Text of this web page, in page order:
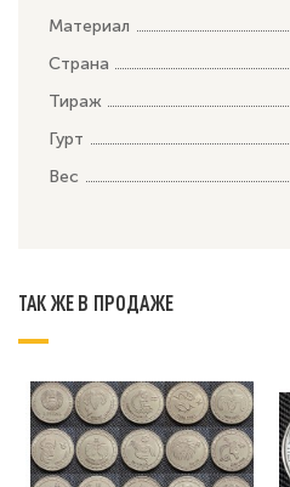
Материал
Страна
Тираж
Гурт
Вес
ТАК ЖЕ В ПРОДАЖЕ